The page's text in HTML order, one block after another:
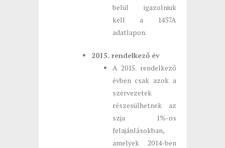
belül igazolniuk
kell a 1437A
adatlapon.
2015. rendelkező év
A 2015. rendelkező
évben csak azok a
szervezetek
részesülhetnek az
szja 1%-os
felajánlásokban,
amelyek 2014-ben